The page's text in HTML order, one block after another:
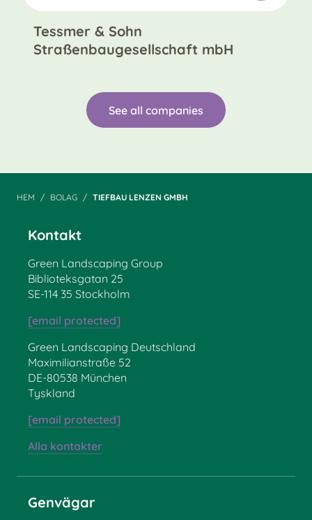
Tessmer & Sohn
Straßenbaugesellschaft mbH
See all companies
HEM BOLAG TIEFBAU LENZEN GMBH
Kontakt
Green Landscaping Group
Biblioteksgatan 25
SE-114 35 Stockholm
[email protected]
Green Landscaping Deutschland
Maximilianstraße 52
DE-80538 München
Tyskland
[email protected]
Alla kontakter
Genvägar